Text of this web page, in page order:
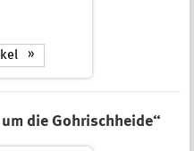
die Gohrischheide“